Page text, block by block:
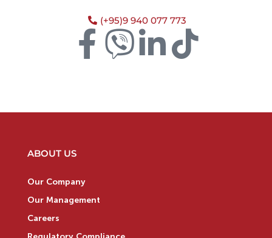
(+95)9 940 077 773
ABOUT US
Our Company
Our Management
Careers